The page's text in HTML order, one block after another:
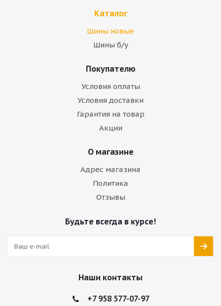
Каталог
Шины новые
Шины б/у
Покупателю
Условия оплаты
Условия доставки
Гарантия на товар
Акции
О магазине
Адрес магазина
Политика
Отзывы
Будьте всегда в курсе!
Наши контакты
+7 958 577-07-97